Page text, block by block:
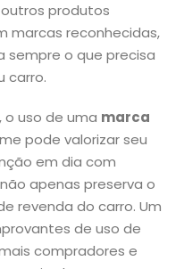
produtos
marcas reconhecidas,
sempre o que precisa
carro.
uso de uma marca
pode valorizar seu
em dia com
apenas preserva o
revenda do carro. Um
de uso de
compradores e